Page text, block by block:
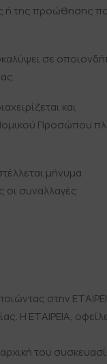
ή της προώθησης
σε
και
Προσώπου
μήνυμα
οι συναλλαγές
στην
Η ΕΤΑΙΡΕΙΑ,
του